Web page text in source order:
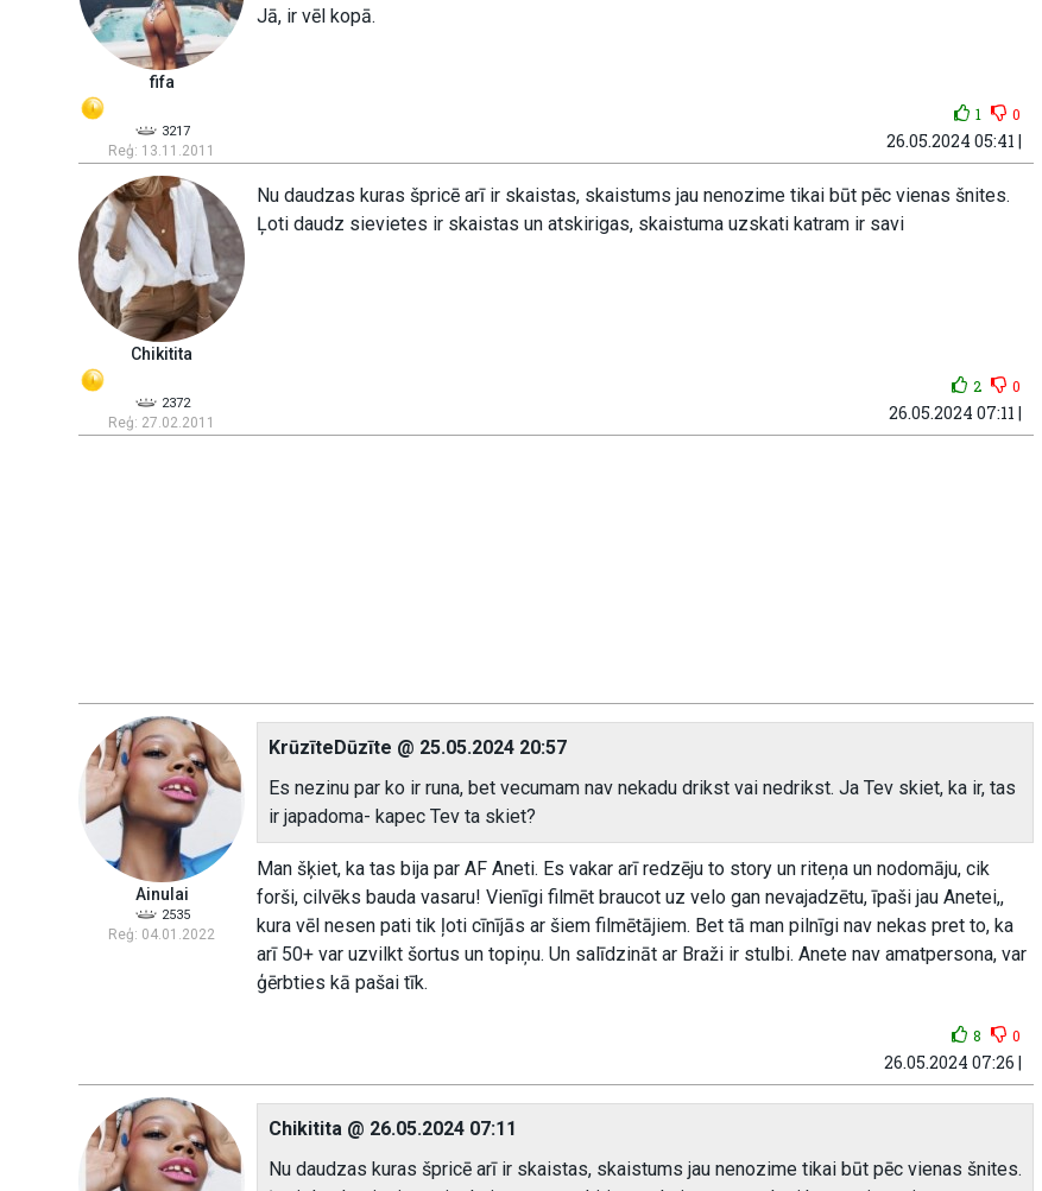
fifa
3217
Reģ: 13.11.2011
Jā, ir vēl kopā.
1 0
26.05.2024 05:41 |
Chikitita
2372
Reģ: 27.02.2011
Nu daudzas kuras špricē arī ir skaistas, skaistums jau nenozime tikai būt pēc vienas šnites.
Ļoti daudz sievietes ir skaistas un atskirigas, skaistuma uzskati katram ir savi
2 0
26.05.2024 07:11 |
Ainulai
2535
Reģ: 04.01.2022
KrūzīteDūzīte @ 25.05.2024 20:57
Es nezinu par ko ir runa, bet vecumam nav nekadu drikst vai nedrikst. Ja Tev skiet, ka ir, tas
ir japadoma- kapec Tev ta skiet?
Man šķiet, ka tas bija par AF Aneti. Es vakar arī redzēju to story un riteņa un nodomāju, cik
forši, cilvēks bauda vasaru! Vienīgi filmēt braucot uz velo gan nevajadzētu, īpaši jau Anetei,,
kura vēl nesen pati tik ļoti cīnījās ar šiem filmētājiem. Bet tā man pilnīgi nav nekas pret to, ka
arī 50+ var uzvilkt šortus un topiņu. Un salīdzināt ar Braži ir stulbi. Anete nav amatpersona, var
ģērbties kā pašai tīk.
8 0
26.05.2024 07:26 |
Chikitita @ 26.05.2024 07:11
Nu daudzas kuras špricē arī ir skaistas, skaistums jau nenozime tikai būt pēc vienas šnites.